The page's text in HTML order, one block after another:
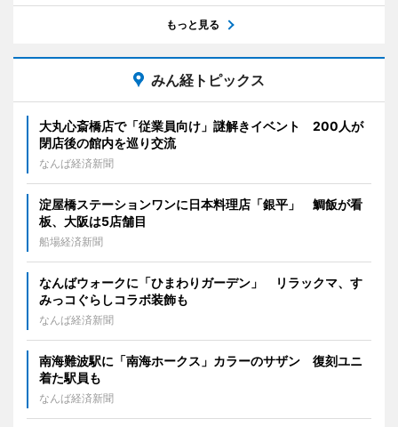
もっと見る
みん経トピックス
大丸心斎橋店で「従業員向け」謎解きイベント 200人が
閉店後の館内を巡り交流
なんば経済新聞
淀屋橋ステーションワンに日本料理店「銀平」 鯛飯が看
板、大阪は5店舗目
船場経済新聞
なんばウォークに「ひまわりガーデン」 リラックマ、す
みっコぐらしコラボ装飾も
なんば経済新聞
南海難波駅に「南海ホークス」カラーのサザン 復刻ユニ
着た駅員も
なんば経済新聞